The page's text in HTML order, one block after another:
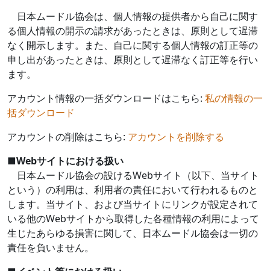
日本ムードル協会は、個人情報の提供者から自己に関す
る個人情報の開示の請求があったときは、原則として遅滞
なく開示します。また、自己に関する個人情報の訂正等の
申し出があったときは、原則として遅滞なく訂正等を行い
ます。
アカウント情報の一括ダウンロードはこちら: 私の情報の一
括ダウンロード
アカウントの削除はこちら: アカウントを削除する
■Webサイトにおける扱い
日本ムードル協会の設けるWebサイト（以下、当サイト
という）の利用は、利用者の責任において行われるものと
します。当サイト、および当サイトにリンクが設定されて
いる他のWebサイトから取得した各種情報の利用によって
生じたあらゆる損害に関して、日本ムードル協会は一切の
責任を負いません。